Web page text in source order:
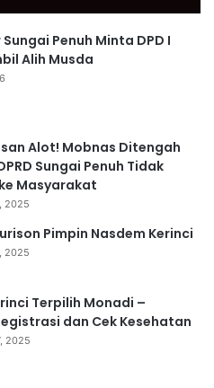
Sungai Penuh Minta DPD I
Alih Musda
Alot! Mobnas Ditengah
Sungai Penuh Tidak
Masyarakat
2025
Pimpin Nasdem Kerinci
2025
Terpilih Monadi –
dan Cek Kesehatan
2025